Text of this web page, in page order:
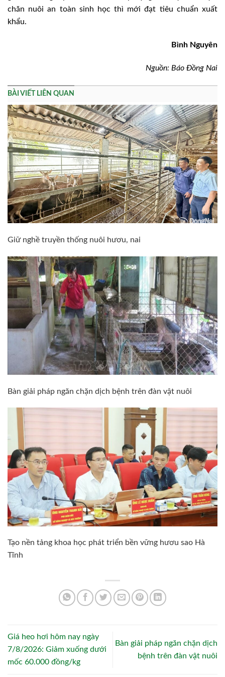
chăn nuôi an toàn sinh học thì mới đạt tiêu chuẩn xuất
khẩu.
Bình Nguyên
Nguồn: Báo Đồng Nai
BÀI VIẾT LIÊN QUAN
Giữ nghề truyền thống nuôi hươu, nai
Bàn giải pháp ngăn chặn dịch bệnh trên đàn vật nuôi
Tạo nền tảng khoa học phát triển bền vững hươu sao Hà
Tĩnh
Giá heo hơi hôm nay ngày
7/8/2026: Giảm xuống dưới
mốc 60.000 đồng/kg
Bàn giải pháp ngăn chặn dịch
bệnh trên đàn vật nuôi